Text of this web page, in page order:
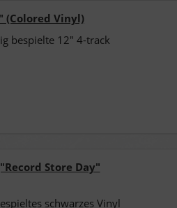
(Colored Vinyl)
bespielte 12" 4-track
Store Day"
schwarzes Vinyl